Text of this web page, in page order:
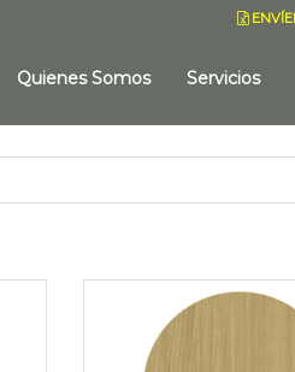
Quienes Somos Servicios